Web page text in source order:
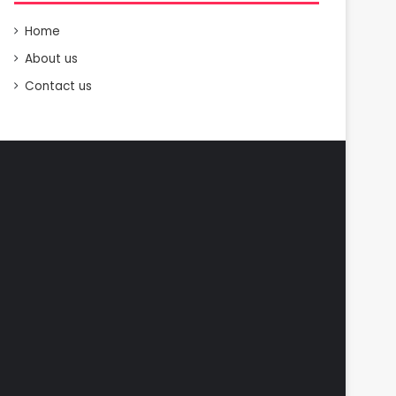
Home
About us
Contact us